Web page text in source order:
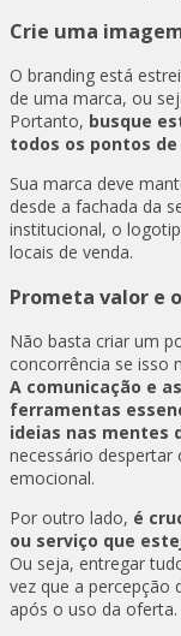
Crie uma
O branding está
de uma marca, ou
Portanto, busque
todos os pontos
Sua marca deve
desde a fachada da
institucional, o
locais de venda.
Prometa valor e
Não basta criar um
concorrência se isso
A comunicação e
ferramentas
ideias nas mentes
necessário despertar
emocional.
Por outro lado, é
ou serviço que
Ou seja, entregar
vez que a percepção
após o uso da oferta.